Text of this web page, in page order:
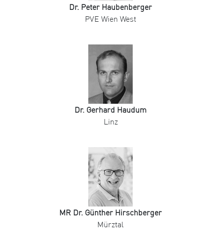
Dr. Peter Haubenberger
PVE Wien West
Dr. Gerhard Haudum
Linz
MR Dr. Günther Hirschberger
Mürztal